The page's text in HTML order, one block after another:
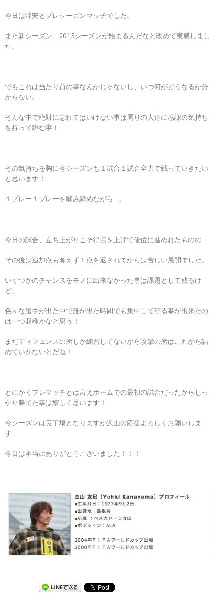
今日は浦安とプレシーズンマッチでした。
また新シーズン、2013シーズンが始まるんだなと改めて実感しまし
た。
でもこれは当たり前の事なんかじゃないし、いつ何がどうなるか分
からない。
そんな中で絶対に忘れてはいけない事は周りの人達に感謝の気持ち
を持って臨む事！
その気持ちを胸に今シーズンも１試合１試合全力で戦っていきたい
と思います！
１プレー１プレーを噛み締めながら…。
今日の試合、立ち上がりこそ得点を上げて優位に進めれたものの
その後は追加点も奪えず１点を返されてからは苦しい展開でした。
いくつかのチャンスをモノに出来なかった事は課題として残るけ
ど、
色々な選手が出た中で誰が出た時間でも集中して守る事が出来たの
は一つ収穫かなと思う！
まだディフェンスの所しか練習してないから攻撃の所はこれから詰
めていかないとだね！
とにかくプレマッチとは言えホームでの最初の試合だったからしっ
かり勝てた事は嬉しく思います！
今シーズンは長丁場となりますが沢山の応援よろしくお願いしま
す！
今日は本当にありがとうございました！！！